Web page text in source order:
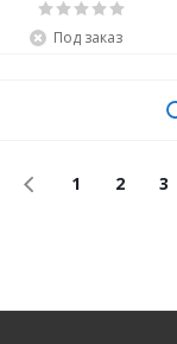
Под заказ
1 2 3